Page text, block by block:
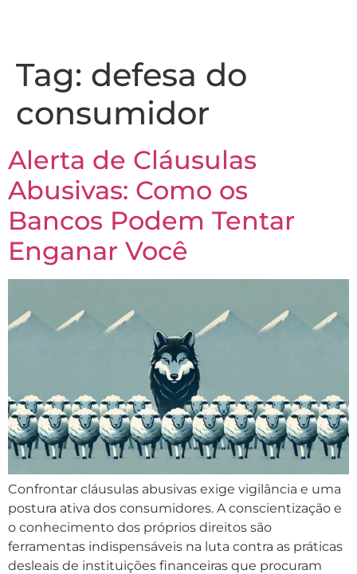
Tag: defesa do
consumidor
Alerta de Cláusulas
Abusivas: Como os
Bancos Podem Tentar
Enganar Você
Confrontar cláusulas abusivas exige vigilância e uma
postura ativa dos consumidores. A conscientização e
o conhecimento dos próprios direitos são
ferramentas indispensáveis na luta contra as práticas
desleais de instituições financeiras que procuram